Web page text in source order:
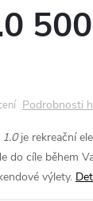
Podrobnosti
je rekreační
do cíle během
výlety.